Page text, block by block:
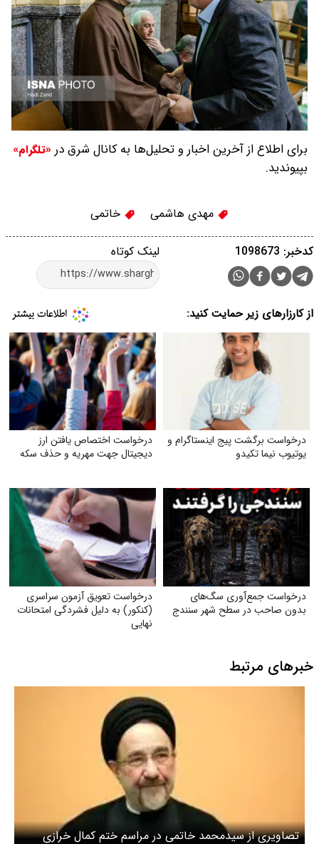
برای اطلاع از آخرین اخبار و تحلیل‌ها به کانال شرق در «تلگرام»
بپیوندید.
مهدی هاشمی خاتمی
لینک کوتاه کدخبر: 1098673
از کارزارهای زیر حمایت کنید:
درخواست برگشت پیج اینستاگرام و
یوتیوب نیما تکیدو
درخواست اختصاص یافتن ارز
دیجیتال جهت مهریه و حذف سکه
درخواست جمع‌آوری سگ‌های
بدون صاحب در سطح شهر سنندج
درخواست تعویق آزمون سراسری
(کنکور) به دلیل فشردگی امتحانات
نهایی
خبرهای مرتبط
تصاویری از سیدمحمد خاتمی در مراسم ختم کمال خرازی